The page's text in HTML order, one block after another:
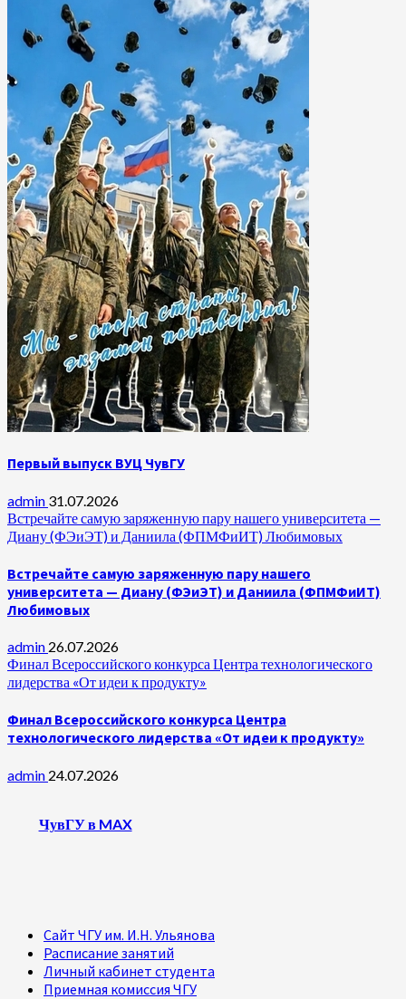
Первый выпуск ВУЦ ЧувГУ
admin 31.07.2026
Встречайте самую заряженную пару нашего университета —
Диану (ФЭиЭТ) и Даниила (ФПМФиИТ) Любимовых
Встречайте самую заряженную пару нашего
университета — Диану (ФЭиЭТ) и Даниила (ФПМФиИТ)
Любимовых
admin 26.07.2026
Финал Всероссийского конкурса Центра технологического
лидерства «От идеи к продукту»
Финал Всероссийского конкурса Центра
технологического лидерства «От идеи к продукту»
admin 24.07.2026
ЧувГУ в MAX
Сайт ЧГУ им. И.Н. Ульянова
Расписание занятий
Личный кабинет студента
Приемная комиссия ЧГУ